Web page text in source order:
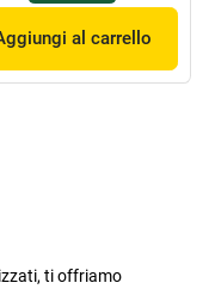
al carrello
ti offriamo